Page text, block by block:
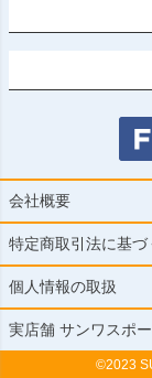
会社概要
特定商取引法に基づ
個人情報の取扱
実店舗 サンワスポ
©2023